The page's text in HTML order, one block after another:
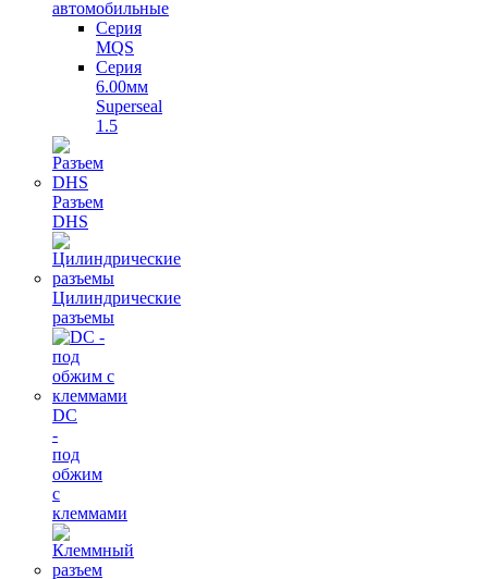
автомобильные
Серия
MQS
Серия
6.00мм
Superseal
1.5
Разъем
DHS
Цилиндрические
разъемы
DC
-
под
обжим
с
клеммами